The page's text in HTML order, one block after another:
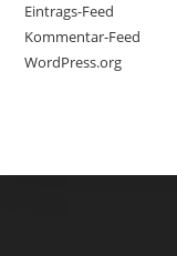
Eintrags-Feed
Kommentar-Feed
WordPress.org